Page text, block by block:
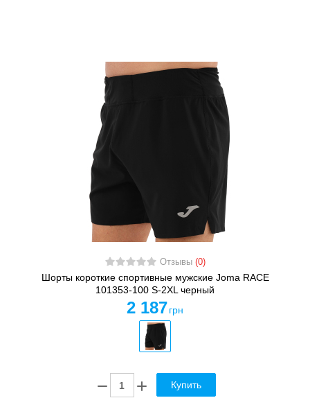
Отзывы (0)
Шорты короткие спортивные мужские Joma RACE
101353-100 S-2XL черный
2 187 грн
Купить